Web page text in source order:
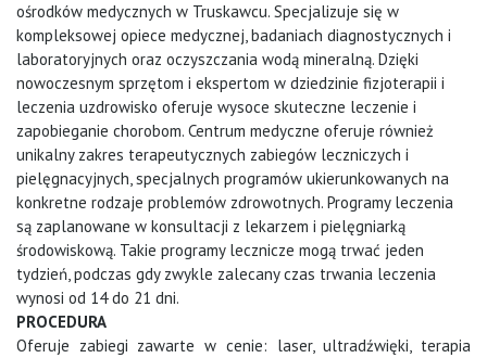
ośrodków medycznych w Truskawcu. Specjalizuje się w
kompleksowej opiece medycznej, badaniach diagnostycznych i
laboratoryjnych oraz oczyszczania wodą mineralną. Dzięki
nowoczesnym sprzętom i ekspertom w dziedzinie fizjoterapii i
leczenia uzdrowisko oferuje wysoce skuteczne leczenie i
zapobieganie chorobom. Centrum medyczne oferuje również
unikalny zakres terapeutycznych zabiegów leczniczych i
pielęgnacyjnych, specjalnych programów ukierunkowanych na
konkretne rodzaje problemów zdrowotnych. Programy leczenia
są zaplanowane w konsultacji z lekarzem i pielęgniarką
środowiskową. Takie programy lecznicze mogą trwać jeden
tydzień, podczas gdy zwykle zalecany czas trwania leczenia
wynosi od 14 do 21 dni.
PROCEDURA
Oferuje zabiegi zawarte w cenie: laser, ultradźwięki, terapia